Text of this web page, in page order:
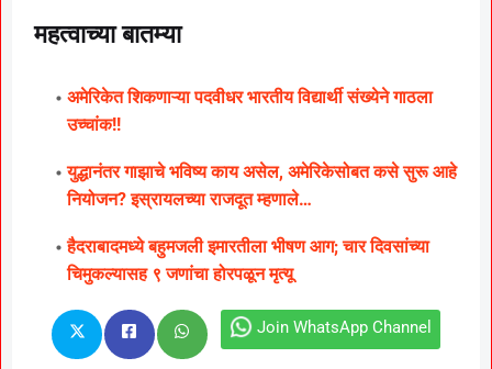
महत्वाच्या बातम्या
अमेरिकेत शिकणाऱ्या पदवीधर भारतीय विद्यार्थी संख्येने गाठला
उच्चांक!!
युद्धानंतर गाझाचे भविष्य काय असेल, अमेरिकेसोबत कसे सुरू आहे
नियोजन? इस्रायलच्या राजदूत म्हणाले…
हैदराबादमध्ये बहुमजली इमारतीला भीषण आग; चार दिवसांच्या
चिमुकल्यासह ९ जणांचा होरपळून मृत्यू
Join WhatsApp Channel